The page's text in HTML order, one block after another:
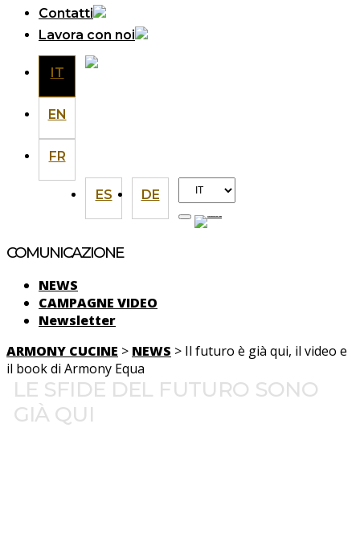
Contatti
Lavora con noi
IT
EN
FR
ES DE
Scegli
una
lingua
COMUNICAZIONE
NEWS
CAMPAGNE VIDEO
Newsletter
ARMONY CUCINE > NEWS > Il futuro è già qui, il video e
il book di Armony Equa
LE SFIDE DEL FUTURO SONO
GIÀ QUI